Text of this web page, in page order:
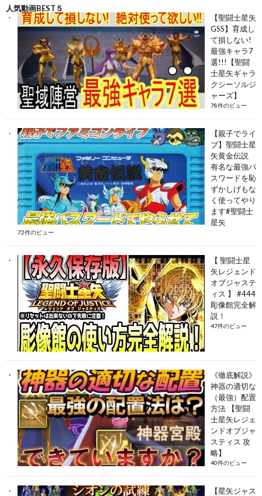
人気動画BEST５
【聖闘士星矢
GSS】育成し
て損しない!
最強キャラ7
選!!!【聖闘
士星矢ギャラ
クシーソルジ
ャーズ】
78件のビュー
【親子でライ
ブ】聖闘士星
矢黄金伝説
有名な最強パ
スワードを恥
ずかしげもな
く使ってやり
ます#聖闘士
星矢
72件のビュー
【 聖闘士星
矢レジェンド
オブジャステ
ィス 】 #444
彫像館完全解
説！
47件のビュー
《徹底解説》
神器の適切な
（最強）配置
方法 【聖闘
士星矢レジェ
ンドオブジャ
スティス 攻
略】
40件のビュー
【星矢ジャス